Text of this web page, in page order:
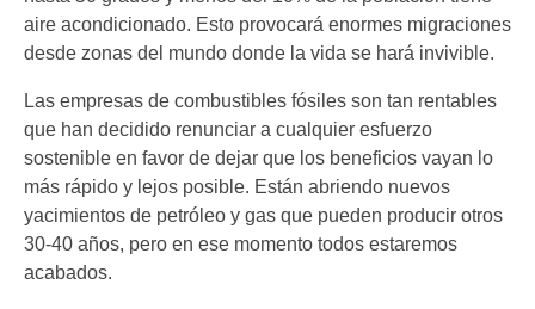
aire acondicionado. Esto provocará enormes migraciones
desde zonas del mundo donde la vida se hará invivible.
Las empresas de combustibles fósiles son tan rentables
que han decidido renunciar a cualquier esfuerzo
sostenible en favor de dejar que los beneficios vayan lo
más rápido y lejos posible. Están abriendo nuevos
yacimientos de petróleo y gas que pueden producir otros
30-40 años, pero en ese momento todos estaremos
acabados.